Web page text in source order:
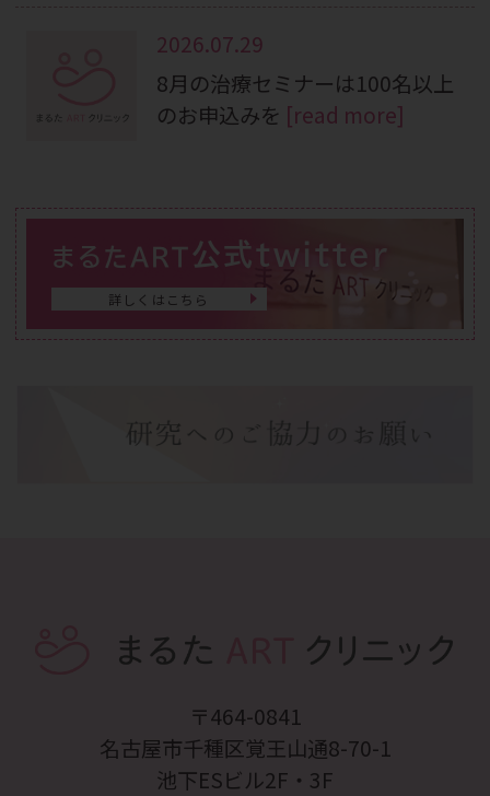
2026.07.29
8月の治療セミナーは100名以上
のお申込みを [read more]
まるたART 公式twitter
詳しくはこちら
〒464-0841
名古屋市千種区覚王山通8-70-1
池下ESビル2F・3F